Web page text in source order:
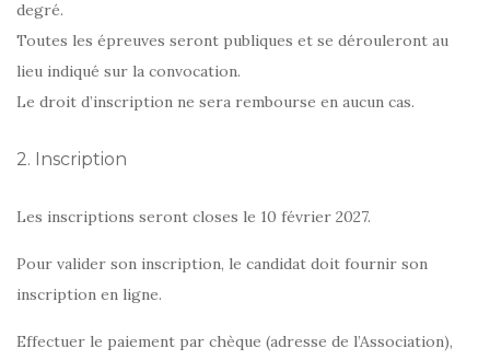
degré.
Toutes les épreuves seront publiques et se dérouleront au
lieu indiqué sur la convocation.
Le droit d’inscription ne sera rembourse en aucun cas.
2. Inscription
Les inscriptions seront closes le 10 février 2027.
Pour valider son inscription, le candidat doit fournir son
inscription en ligne.
Effectuer le paiement par chèque (adresse de l’Association),